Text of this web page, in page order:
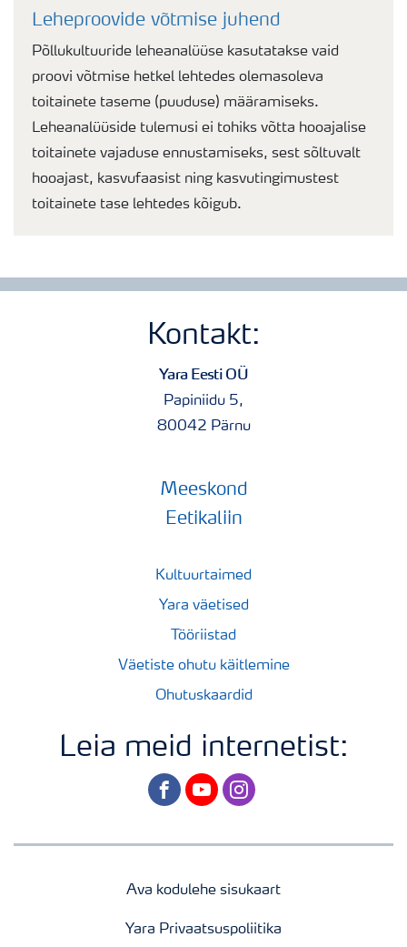
Leheproovide võtmise juhend
Põllukultuuride leheanalüüse kasutatakse vaid
proovi võtmise hetkel lehtedes olemasoleva
toitainete taseme (puuduse) määramiseks.
Leheanalüüside tulemusi ei tohiks võtta hooajalise
toitainete vajaduse ennustamiseks, sest sõltuvalt
hooajast, kasvufaasist ning kasvutingimustest
toitainete tase lehtedes kõigub.
Kontakt:
Yara Eesti OÜ
Papiniidu 5,
80042 Pärnu
Meeskond
Eetikaliin
Kultuurtaimed
Yara väetised
Tööriistad
Väetiste ohutu käitlemine
Ohutuskaardid
Leia meid internetist:
facebookyoutubeinstagram
Ava kodulehe sisukaart
Yara Privaatsuspoliitika